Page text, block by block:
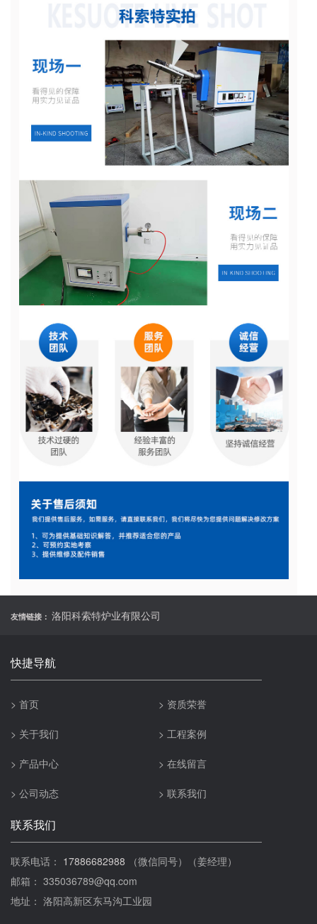
友情链接： 洛阳科索特炉业有限公司
快捷导航
> 首页 > 资质荣誉
> 关于我们 > 工程案例
> 产品中心 > 在线留言
> 公司动态 > 联系我们
联系我们
联系电话： 17886682988
（微信同号）（姜经理）
邮箱： 335036789@qq.com
地址： 洛阳高新区东马沟工业园